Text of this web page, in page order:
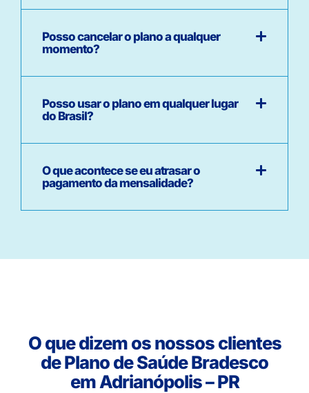
Posso cancelar o plano a qualquer
momento?
Posso usar o plano em qualquer lugar
do Brasil?
O que acontece se eu atrasar o
pagamento da mensalidade?
O que dizem os nossos clientes
de Plano de Saúde Bradesco
em Adrianópolis – PR